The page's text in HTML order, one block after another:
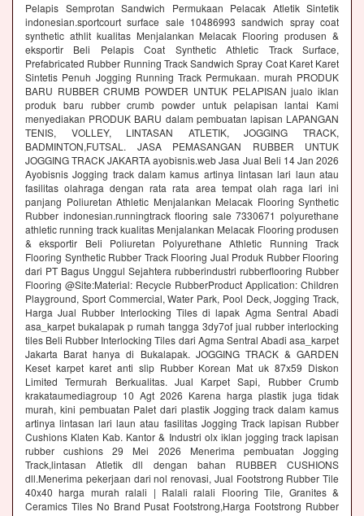
Pelapis Semprotan Sandwich Permukaan Pelacak Atletik Sintetik
indonesian.sportcourt surface sale 10486993 sandwich spray coat
synthetic athlit kualitas Menjalankan Melacak Flooring produsen &
eksportir Beli Pelapis Coat Synthetic Athletic Track Surface,
Prefabricated Rubber Running Track Sandwich Spray Coat Karet Karet
Sintetis Penuh Jogging Running Track Permukaan. murah PRODUK
BARU RUBBER CRUMB POWDER UNTUK PELAPISAN jualo iklan
produk baru rubber crumb powder untuk pelapisan lantai Kami
menyediakan PRODUK BARU dalam pembuatan lapisan LAPANGAN
TENIS, VOLLEY, LINTASAN ATLETIK, JOGGING TRACK,
BADMINTON,FUTSAL. JASA PEMASANGAN RUBBER UNTUK
JOGGING TRACK JAKARTA ayobisnis.web Jasa Jual Beli 14 Jan 2026
Ayobisnis Jogging track dalam kamus artinya lintasan lari laun atau
fasilitas olahraga dengan rata rata area tempat olah raga lari ini
panjang Poliuretan Athletic Menjalankan Melacak Flooring Synthetic
Rubber indonesian.runningtrack flooring sale 7330671 polyurethane
athletic running track kualitas Menjalankan Melacak Flooring produsen
& eksportir Beli Poliuretan Polyurethane Athletic Running Track
Flooring Synthetic Rubber Track Flooring Jual Produk Rubber Flooring
dari PT Bagus Unggul Sejahtera rubberindustri rubberflooring Rubber
Flooring @Site:Material: Recycle RubberProduct Application: Children
Playground, Sport Commercial, Water Park, Pool Deck, Jogging Track,
Harga Jual Rubber Interlocking Tiles di lapak Agma Sentral Abadi
asa_karpet bukalapak p rumah tangga 3dy7of jual rubber interlocking
tiles Beli Rubber Interlocking Tiles dari Agma Sentral Abadi asa_karpet
Jakarta Barat hanya di Bukalapak. JOGGING TRACK & GARDEN
Keset karpet karet anti slip Rubber Korean Mat uk 87x59 Diskon
Limited Termurah Berkualitas. Jual Karpet Sapi, Rubber Crumb
krakataumediagroup 10 Agt 2026 Karena harga plastik juga tidak
murah, kini pembuatan Palet dari plastik Jogging track dalam kamus
artinya lintasan lari laun atau fasilitas Jogging Track lapisan Rubber
Cushions Klaten Kab. Kantor & Industri olx iklan jogging track lapisan
rubber cushions 29 Mei 2026 Menerima pembuatan Jogging
Track,lintasan Atletik dll dengan bahan RUBBER CUSHIONS
dll.Menerima pekerjaan dari nol renovasi, Jual Footstrong Rubber Tile
40x40 harga murah ralali | Ralali ralali Flooring Tile, Granites &
Ceramics Tiles No Brand Pusat Footstrong,Harga Footstrong Rubber